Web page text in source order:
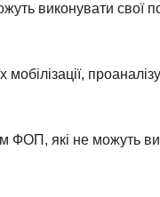
виконувати свої
ФОП, які не можуть